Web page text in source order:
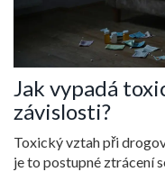
Jak vypadá
závislosti?
Toxický vztah při
je to postupné ztrácení